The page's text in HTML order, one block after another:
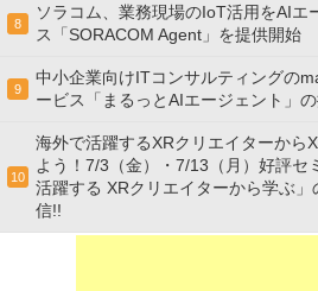
8
ソラコム、業務現場のIoT活用をAIエ
ス「SORACOM Agent」を提供開始
9
中小企業向けITコンサルティングの
ービス「まるっとAIエージェント」
10
海外で活躍するXRクリエイターから
よう！7/3（金）・7/13（月）好評セ
活躍する XRクリエイターから学ぶ
信!!